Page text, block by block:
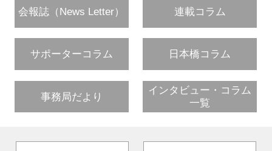
会報誌（News Letter） 連載コラム
サポーターコラム 日本橋コラム
事務局だより
インタビュー・コラム
一覧